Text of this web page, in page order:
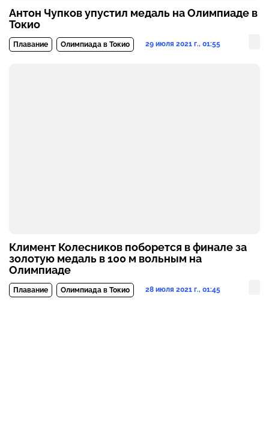
Антон Чупков упустил медаль на Олимпиаде в
Токио
Плавание Олимпиада в Токио 29 июля 2021 г., 01:55
Климент Колесников поборется в финале за
золотую медаль в 100 м вольным на
Олимпиаде
Плавание Олимпиада в Токио 28 июля 2021 г., 01:45